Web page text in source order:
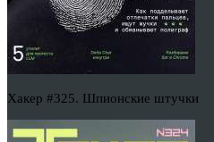
Хакер #325. Шпионские штучки